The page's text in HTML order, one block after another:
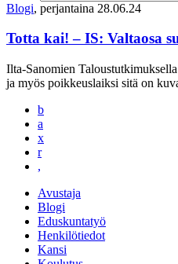
Blogi, perjantaina 28.06.24
Totta kai! – IS: Valtaosa
Ilta-Sanomien
ja myös poikkeuslaiksi sitä on
b
a
x
r
,
Avustaja
Blogi
Eduskuntatyö
Henkilötiedot
Kansi